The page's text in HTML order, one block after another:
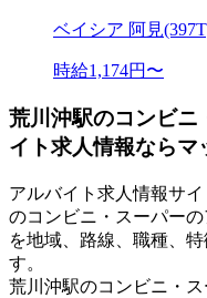
ベイシア 阿見
時給1,174円〜
荒川沖駅のコンビニ
イト求人情報ならマ
アルバイト求人情報サ
のコンビニ・スーパー
を地域、路線、職種、
す。
荒川沖駅のコンビニ・